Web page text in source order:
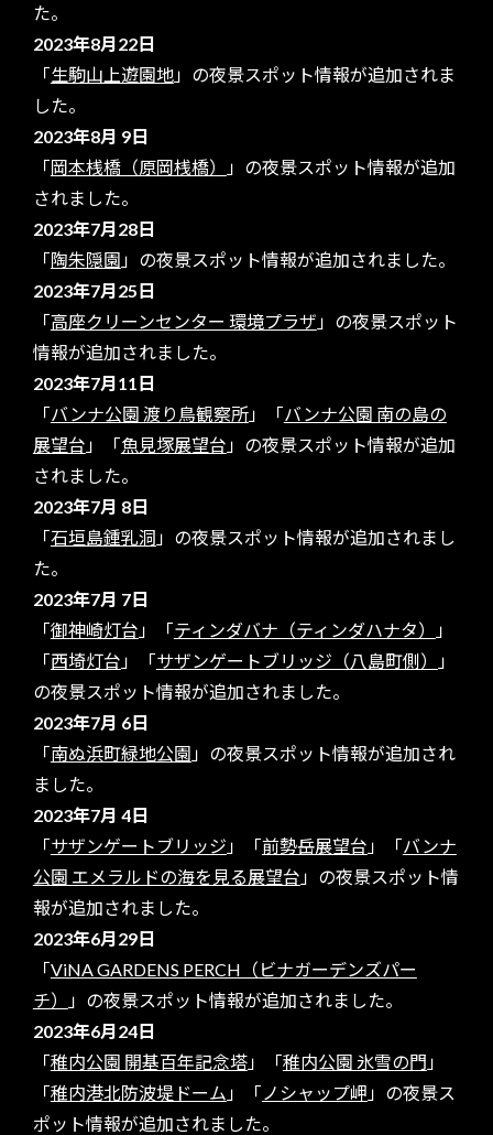
た。
2023年8月22日
「生駒山上遊園地」の夜景スポット情報が追加されま
した。
2023年8月 9日
「岡本桟橋（原岡桟橋）
」の夜景スポット情報が追加
されました。
2023年7月28日
「陶朱隠園 」の夜景スポット情報が追加されました。
2023年7月25日
「高座クリーンセンター 環境プラザ 」の夜景スポット
情報が追加されました。
2023年7月11日
「バンナ公園 渡り鳥観察所」「バンナ公園 南の島の
展望台 」「魚見塚展望台 」の夜景スポット情報が追加
されました。
2023年7月 8日
「石垣島鍾乳洞 」の夜景スポット情報が追加されまし
た。
2023年7月 7日
「御神崎灯台 」「ティンダバナ（ティンダハナタ）
」
「西埼灯台 」「サザンゲートブリッジ（八島町側）
」
の夜景スポット情報が追加されました。
2023年7月 6日
「南ぬ浜町緑地公園 」の夜景スポット情報が追加され
ました。
2023年7月 4日
「サザンゲートブリッジ 」「前勢岳展望台 」「バンナ
公園 エメラルドの海を見る展望台 」の夜景スポット情
報が追加されました。
2023年6月29日
「ViNA GARDENS PERCH（ビナガーデンズパー
チ）
」の夜景スポット情報が追加されました。
2023年6月24日
「稚内公園 開基百年記念塔」「稚内公園 氷雪の門 」
「稚内港北防波堤ドーム 」「 ノシャップ岬 」の夜景ス
ポット情報が追加されました。